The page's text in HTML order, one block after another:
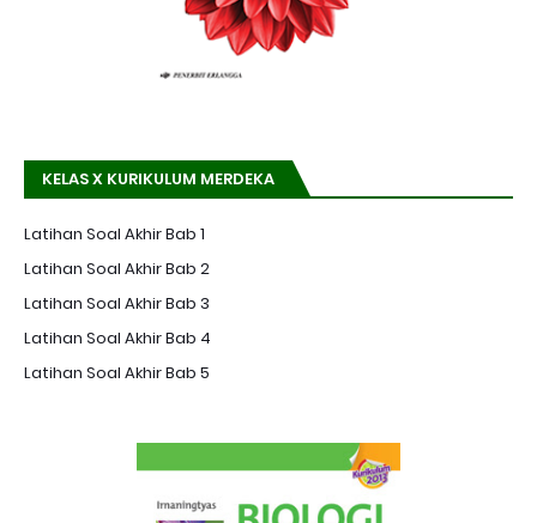
KELAS X KURIKULUM MERDEKA
Latihan Soal Akhir Bab 1
Latihan Soal Akhir Bab 2
Latihan Soal Akhir Bab 3
Latihan Soal Akhir Bab 4
Latihan Soal Akhir Bab 5